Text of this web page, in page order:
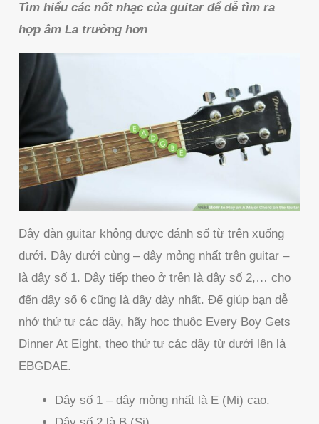
Tìm hiểu các nốt nhạc của guitar để dễ tìm ra
hợp âm La trưởng hơn
Dây đàn guitar không được đánh số từ trên xuống
dưới. Dây dưới cùng – dây mỏng nhất trên guitar –
là dây số 1. Dây tiếp theo ở trên là dây số 2,… cho
đến dây số 6 cũng là dây dày nhất. Để giúp bạn dễ
nhớ thứ tự các dây, hãy học thuộc Every Boy Gets
Dinner At Eight, theo thứ tự các dây từ dưới lên là
EBGDAE.
Dây số 1 – dây mỏng nhất là E (Mi) cao.